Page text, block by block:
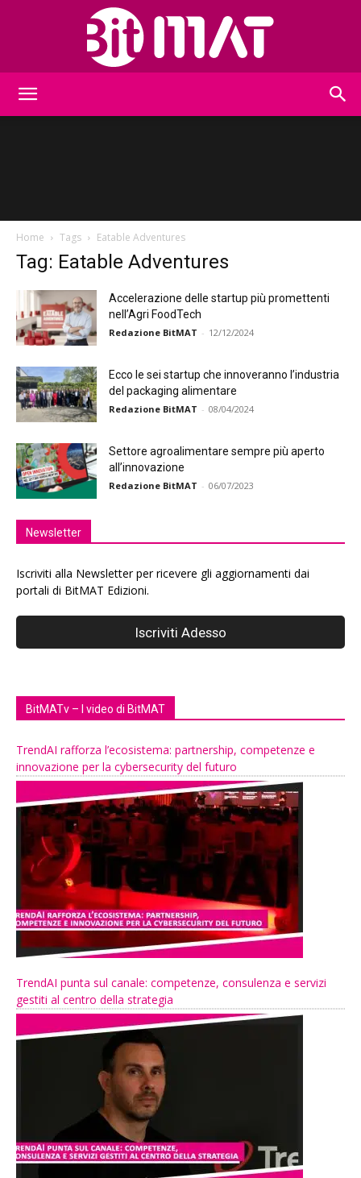
Home Tags Eatable Adventures
Tag: Eatable Adventures
Accelerazione delle startup più promettenti
nell’Agri FoodTech
Redazione BitMAT - 12/12/2024
Ecco le sei startup che innoveranno l’industria
del packaging alimentare
Redazione BitMAT - 08/04/2024
Settore agroalimentare sempre più aperto
all’innovazione
Redazione BitMAT - 06/07/2023
Newsletter
Iscriviti alla Newsletter per ricevere gli aggiornamenti dai
portali di BitMAT Edizioni.
BitMATv – I video di BitMAT
TrendAI rafforza l’ecosistema: partnership, competenze e
innovazione per la cybersecurity del futuro
TrendAI punta sul canale: competenze, consulenza e servizi
gestiti al centro della strategia